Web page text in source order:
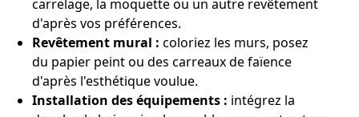
carrelage, la moquette ou un autre revêtement
d'après vos préférences.
Revêtement mural : coloriez les murs, posez
du papier peint ou des carreaux de faïence
d'après l'esthétique voulue.
Installation des équipements : intégrez la